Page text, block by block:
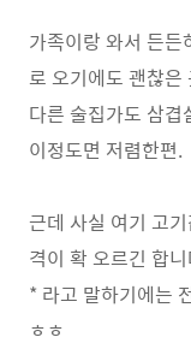
가족이랑 와서 든
로 오기에도 괜찮은
다른 술집가도 삼
이정도면 저렴한편.
근데 사실 여기 고
격이 확 오르긴 합
* 라고 말하기에는
ㅎㅎ